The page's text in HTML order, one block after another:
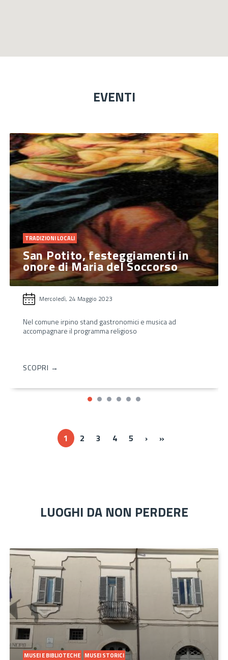
EVENTI
TRADIZIONI LOCALI
San Potito, festeggiamenti in
onore di Maria del Soccorso
Mercoledì, 24 Maggio 2023
Nel comune irpino stand gastronomici e musica ad
accompagnare il programma religioso
SCOPRI →
1 2 3 4 5 ›Next ›
»
LUOGHI DA NON PERDERE
MUSEI E BIBLIOTECHE MUSEI STORICI